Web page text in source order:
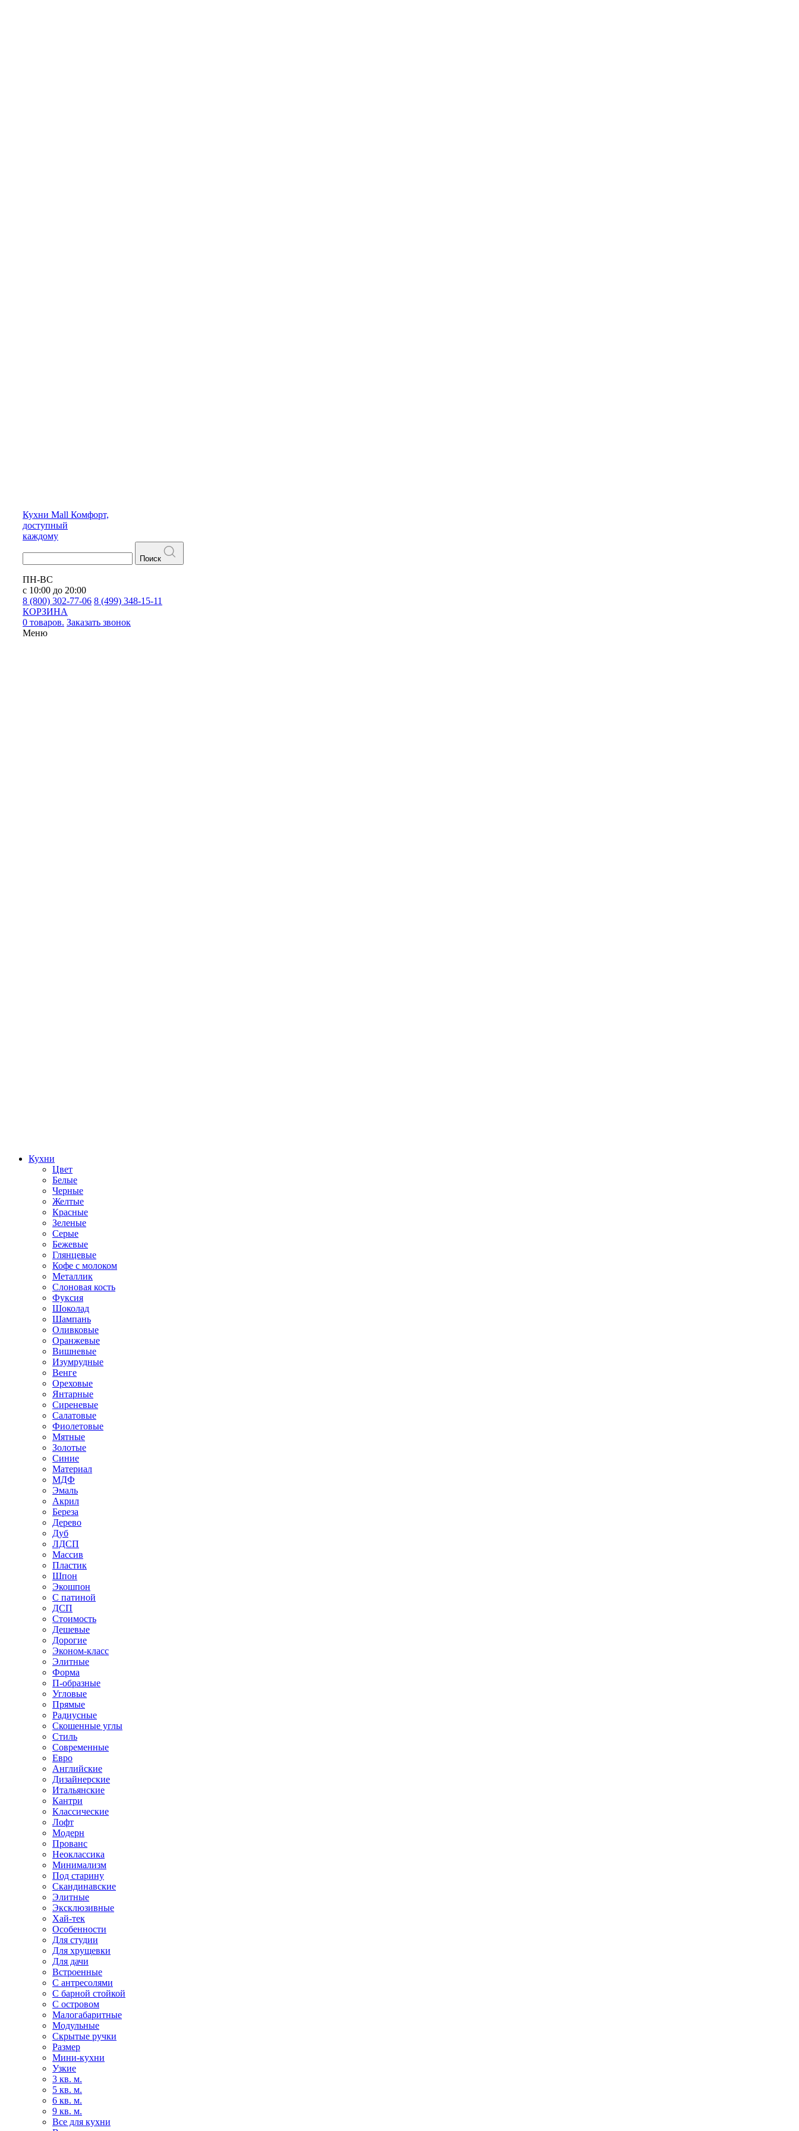
Кухни Mall Комфорт,
доступный
каждому
Поиск
ПН-ВС
с 10:00 до 20:00
8 (800) 302-77-06 8 (499) 348-15-11
КОРЗИНА
0 товаров. Заказать звонок
Меню
Кухни
Цвет
Белые
Черные
Желтые
Красные
Зеленые
Серые
Бежевые
Глянцевые
Кофе с молоком
Металлик
Слоновая кость
Фуксия
Шоколад
Шампань
Оливковые
Оранжевые
Вишневые
Изумрудные
Венге
Ореховые
Янтарные
Сиреневые
Салатовые
Фиолетовые
Мятные
Золотые
Синие
Материал
МДФ
Эмаль
Акрил
Береза
Дерево
Дуб
ЛДСП
Массив
Пластик
Шпон
Экошпон
С патиной
ДСП
Стоимость
Дешевые
Дорогие
Эконом-класс
Элитные
Форма
П-образные
Угловые
Прямые
Радиусные
Скошенные углы
Стиль
Современные
Евро
Английские
Дизайнерские
Итальянские
Кантри
Классические
Лофт
Модерн
Прованс
Неоклассика
Минимализм
Под старину
Скандинавские
Элитные
Эксклюзивные
Хай-тек
Особенности
Для студии
Для хрущевки
Для дачи
Встроенные
С антресолями
С барной стойкой
С островом
Малогабаритные
Модульные
Скрытые ручки
Размер
Мини-кухни
Узкие
3 кв. м.
5 кв. м.
6 кв. м.
9 кв. м.
Все для кухни